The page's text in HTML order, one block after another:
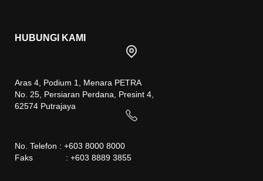
HUBUNGI KAMI
Aras 4, Podium 1, Menara PETRA
No. 25, Persiaran Perdana, Presint 4,
62574 Putrajaya
No. Telefon : +603 8000 8000
Faks : +603 8889 3855